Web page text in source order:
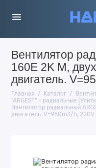
Вентилятор
160E 2K M,
двигатель.
Главная Каталог
"ARGEST" - радиальные
Вентилятор радиальный
двигатель. V=950m3/h, 220V